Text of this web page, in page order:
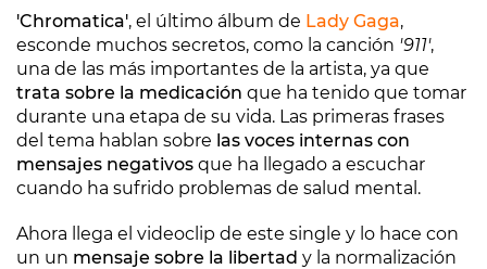
'Chromatica', el último álbum de Lady Gaga,
esconde muchos secretos, como la canción '911',
una de las más importantes de la artista, ya que
trata sobre la medicación que ha tenido que tomar
durante una etapa de su vida. Las primeras frases
del tema hablan sobre las voces internas con
mensajes negativos que ha llegado a escuchar
cuando ha sufrido problemas de salud mental.
Ahora llega el videoclip de este single y lo hace con
un un mensaje sobre la libertad y la normalización